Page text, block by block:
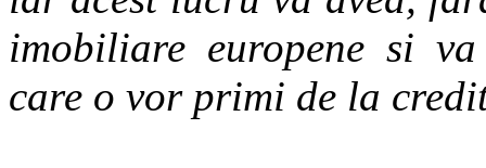
imobiliare europene si
care o vor primi de la